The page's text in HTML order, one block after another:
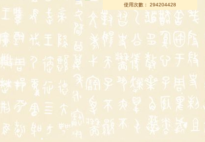
使用次數： 294204428